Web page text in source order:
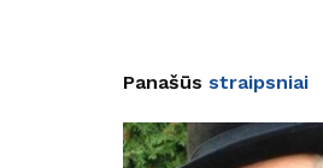
Panašūs straipsniai